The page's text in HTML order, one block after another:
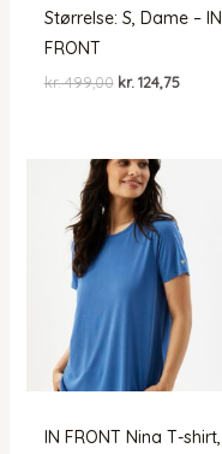
Størrelse: S, Dame – IN
FRONT
kr.499,00 Den
kr. 499,00.
kr. 124,75Den
IN FRONT Nina T-shirt,